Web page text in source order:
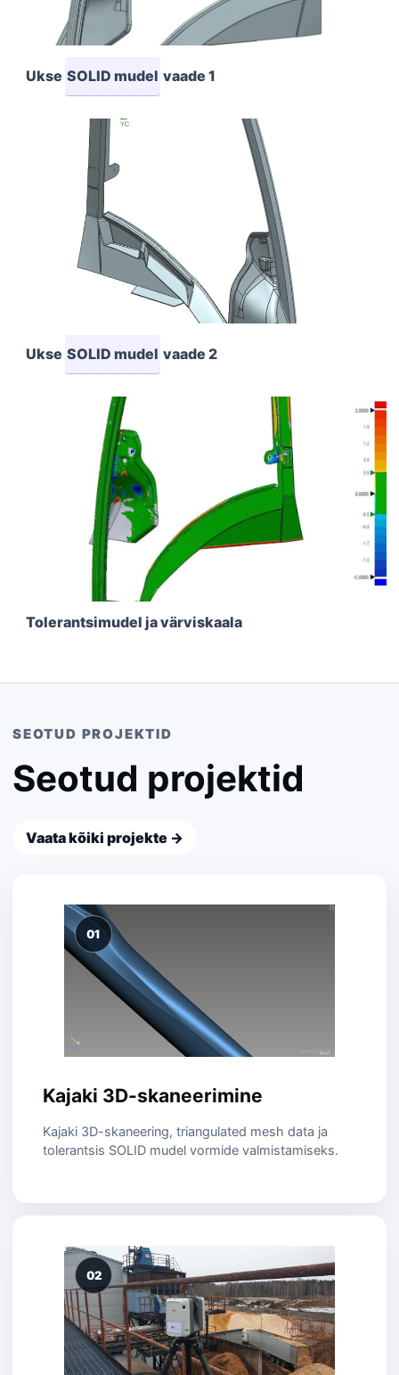
Ukse SOLID mudel vaade 1
Ukse SOLID mudel vaade 2
Tolerantsimudel ja värviskaala
SEOTUD PROJEKTID
Seotud projektid
Vaata kõiki projekte →
01
Kajaki 3D-skaneerimine
Kajaki 3D-skaneering, triangulated mesh data ja
tolerantsis SOLID mudel vormide valmistamiseks.
02